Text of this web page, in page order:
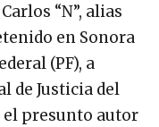
“N”, alias
en Sonora
(PF), a
de Justicia del
el presunto autor